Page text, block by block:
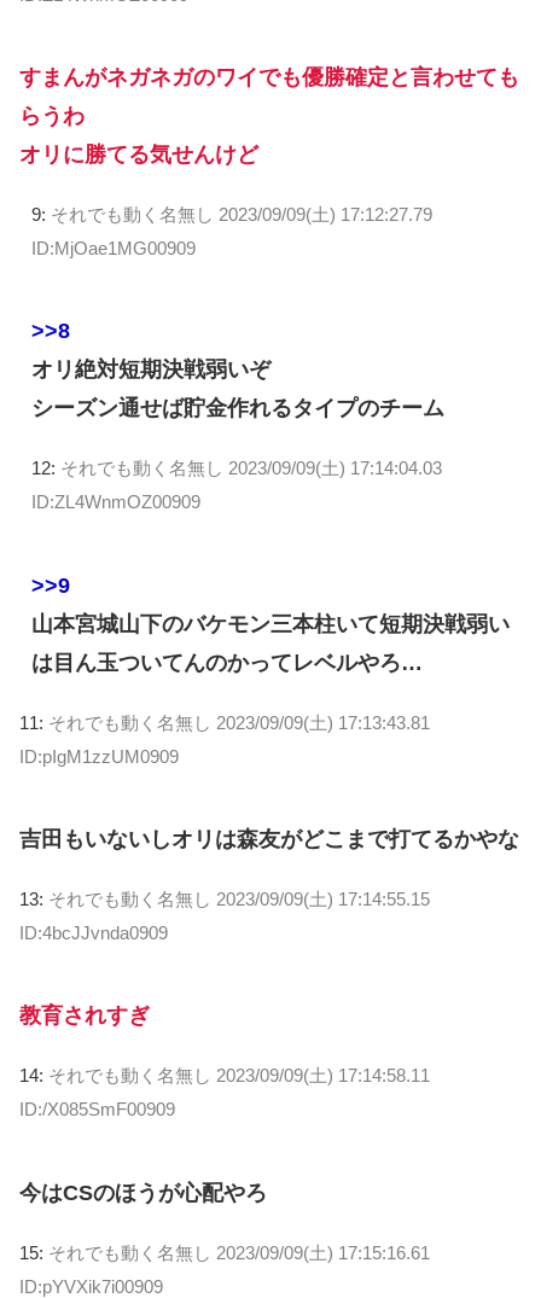
すまんがネガネガのワイでも優勝確定と言わせても
らうわ
オリに勝てる気せんけど
9: それでも動く名無し 2023/09/09(土) 17:12:27.79
ID:MjOae1MG00909
>>8
オリ絶対短期決戦弱いぞ
シーズン通せば貯金作れるタイプのチーム
12: それでも動く名無し 2023/09/09(土) 17:14:04.03
ID:ZL4WnmOZ00909
>>9
山本宮城山下のバケモン三本柱いて短期決戦弱い
は目ん玉ついてんのかってレベルやろ…
11: それでも動く名無し 2023/09/09(土) 17:13:43.81
ID:pIgM1zzUM0909
吉田もいないしオリは森友がどこまで打てるかやな
13: それでも動く名無し 2023/09/09(土) 17:14:55.15
ID:4bcJJvnda0909
教育されすぎ
14: それでも動く名無し 2023/09/09(土) 17:14:58.11
ID:/X085SmF00909
今はCSのほうが心配やろ
15: それでも動く名無し 2023/09/09(土) 17:15:16.61
ID:pYVXik7i00909